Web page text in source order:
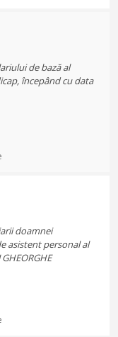
de bază al
începând cu data
doamnei
asistent personal al